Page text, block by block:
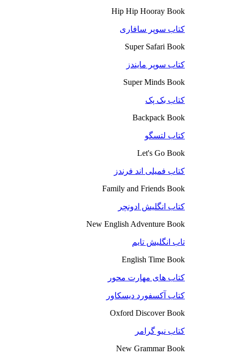
Hip Hip Hooray Book
کتاب سوپر سافاری
Super Safari Book
کتاب سوپر مایندز
Super Minds Book
کتاب بک پک
Backpack Book
کتاب لتسگو
Let's Go Book
کتاب فمیلی اند فرندز
Family and Friends Book
کتاب انگلیش ادونچر
New English Adventure Book
تاب انگلیش تایم
English Time Book
کتاب های مهارت محور
کتاب آکسفورد دیسکاور
Oxford Discover Book
کتاب نیو گرامر
New Grammar Book